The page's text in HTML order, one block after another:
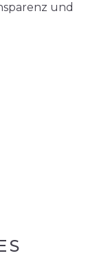
und